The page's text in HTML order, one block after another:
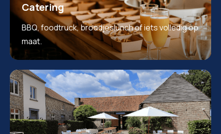
Catering
BBQ, foodtruck, broodjeslunch of iets volledig op
maat.